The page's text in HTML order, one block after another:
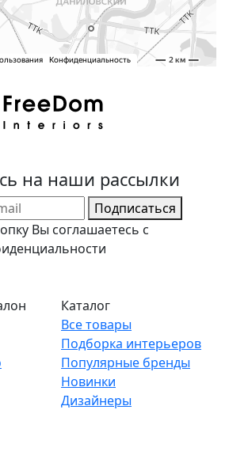
Каталог
Все товары
Подборка интерьеров
Популярные бренды
Новинки
Дизайнеры
на наши рассылки
Подписаться
Вы соглашаетесь с